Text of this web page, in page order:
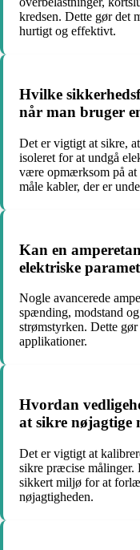
kredsen. Dette gør det
hurtigt og effektivt.
Hvilke
når man bruger
Det er vigtigt at sikre,
isoleret for at undgå
være opmærksom på at
måle kabler, der er
Kan en
elektriske
Nogle avancerede
spænding, modstand
strømstyrken. Dette
applikationer.
Hvordan
at sikre nøjagtige
Det er vigtigt at
sikre præcise målinger.
sikkert miljø for at
nøjagtigheden.